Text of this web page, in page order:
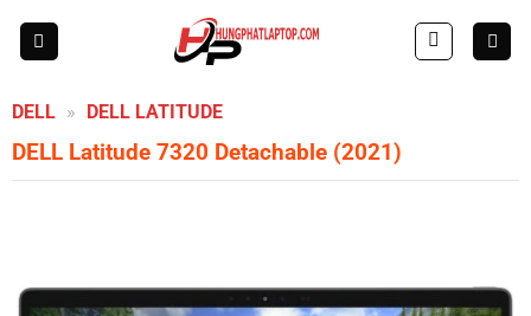
DELL » DELL LATITUDE
DELL Latitude 7320 Detachable (2021)